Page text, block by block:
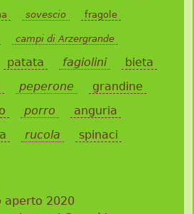
sovescio fragole
campi di Arzergrande
patata fagiolini
bieta
peperone
grandine
porro
anguria
rucola spinaci
aperto 2020